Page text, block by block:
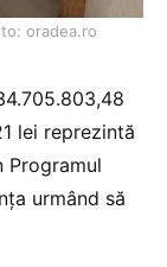
oradea.ro
lei reprezintă
Programul
urmând să